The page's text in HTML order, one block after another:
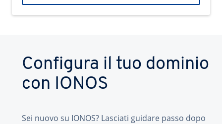
Configura il tuo dominio
con IONOS
Sei nuovo su IONOS? Lasciati guidare passo dopo